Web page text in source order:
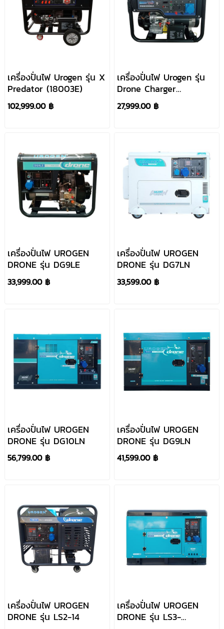
เครื่องปั่นไฟ Urogen รุ่น X
Predator (18003E)
102,999.00 ฿
เครื่องปั่นไฟ Urogen รุ่น
Drone Charger
(PB9000EA)
27,999.00 ฿
เครื่องปั่นไฟ UROGEN
DRONE รุ่น DG9LE
33,999.00 ฿
เครื่องปั่นไฟ UROGEN
DRONE รุ่น DG7LN
33,599.00 ฿
เครื่องปั่นไฟ UROGEN
DRONE รุ่น DG10LN
56,799.00 ฿
เครื่องปั่นไฟ UROGEN
DRONE รุ่น DG9LN
41,599.00 ฿
เครื่องปั่นไฟ UROGEN
DRONE รุ่น LS2-14
เครื่องปั่นไฟ UROGEN
DRONE รุ่น LS3-